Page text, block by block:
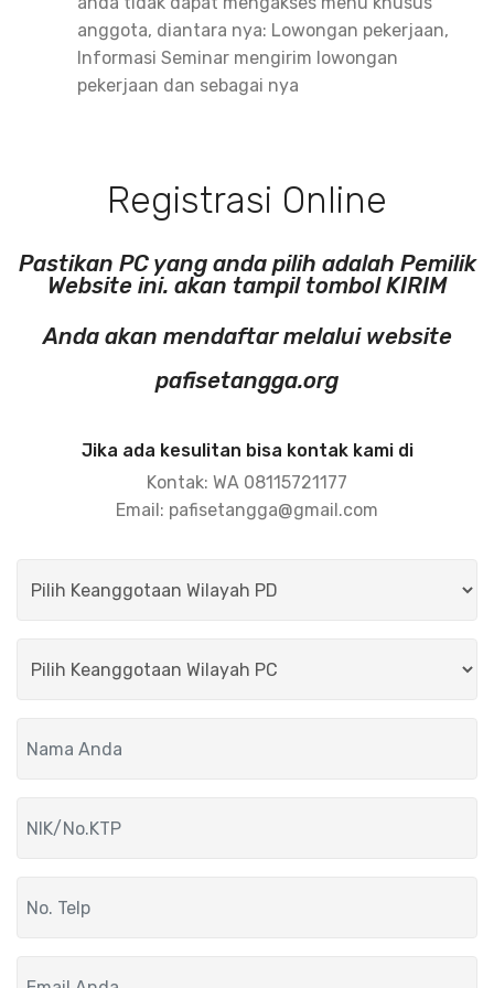
anggota, diantara nya: Lowongan pekerjaan,
Informasi Seminar mengirim lowongan
pekerjaan dan sebagai nya
Registrasi Online
Pastikan PC yang anda pilih adalah Pemilik
Website ini. akan tampil tombol KIRIM
Anda akan mendaftar melalui website
pafisetangga.org
Jika ada kesulitan bisa kontak kami di
Kontak: WA 08115721177
Email: pafisetangga@gmail.com